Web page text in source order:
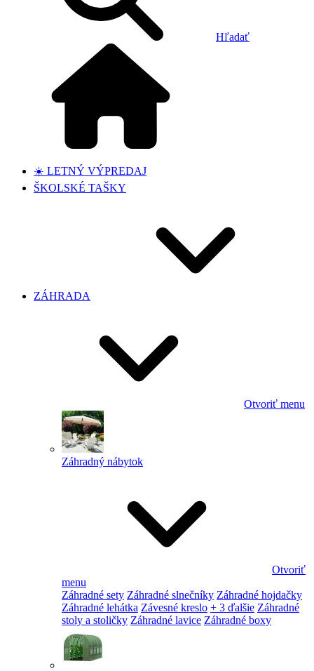
Hľadať
☀️ LETNÝ VÝPREDAJ
ŠKOLSKÉ TAŠKY
ZÁHRADA
Otvoriť menu
Záhradný nábytok
Otvoriť
menu
Záhradné sety Záhradné slnečníky Záhradné hojdačky
Záhradné lehátka Závesné kreslo + 3 ďalšie Záhradné
stoly a stoličky Záhradné lavice Záhradné boxy